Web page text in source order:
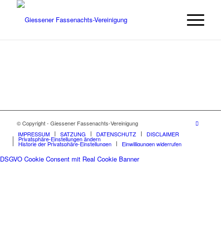
© Copyright - Giessener Fassenachts-Vereinigung
IMPRESSUM
SATZUNG DATENSCHUTZ DISCLAIMER
Privatsphäre-Einstellungen ändern
Historie der Privatsphäre-Einstellungen Einwilligungen widerrufen
DSGVO Cookie Consent mit Real Cookie Banner